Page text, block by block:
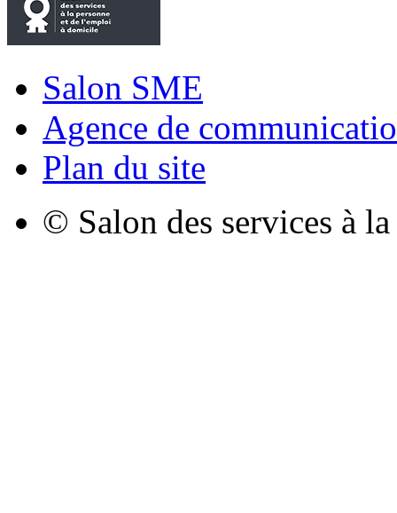
Salon SME
Agence de
Plan du site
© Salon des services à